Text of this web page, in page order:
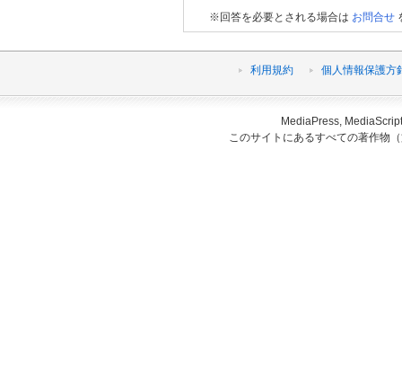
※回答を必要とされる場合は お問合せ
利用規約 個人情報保護方
MediaPress,
このサイトにあるすべての著作物